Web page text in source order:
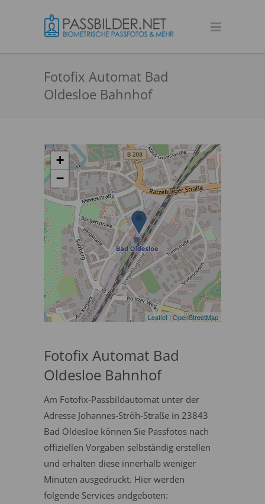
Fotofix Automat Bad
Oldesloe Bahnhof
+
−
Leaflet | OpenStreetMap
Fotofix Automat Bad
Oldesloe Bahnhof
Am Fotofix-Passbildautomat unter der
Adresse Johannes-Ströh-Straße in 23843
Bad Oldesloe können Sie Passfotos nach
offiziellen Vorgaben selbständig erstellen
und erhalten diese innerhalb weniger
Minuten ausgedruckt. Hier werden
folgende Services andgeboten: